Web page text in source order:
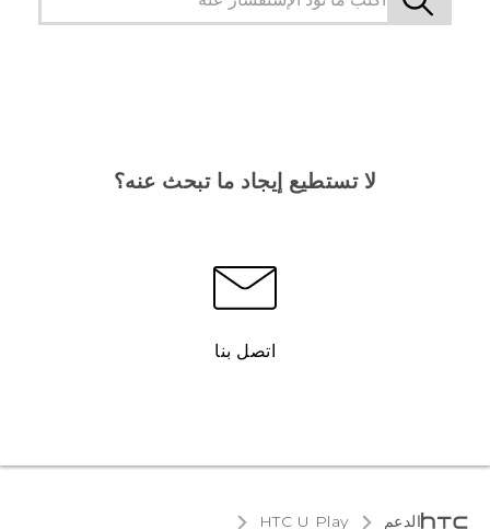
لا تستطيع إيجاد ما تبحث عنه؟
اتصل بنا
الدعم HTC U Play‎